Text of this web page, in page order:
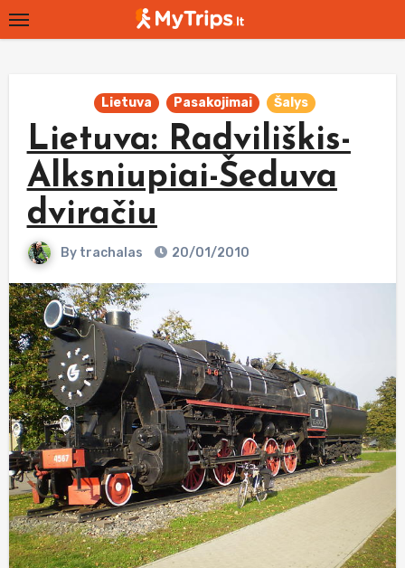
Skip
to
Lietuva Pasakojimai Šalys
Lietuva: Radviliškis-
Alksniupiai-Šeduva
dviračiu
By trachalas 20/01/2010